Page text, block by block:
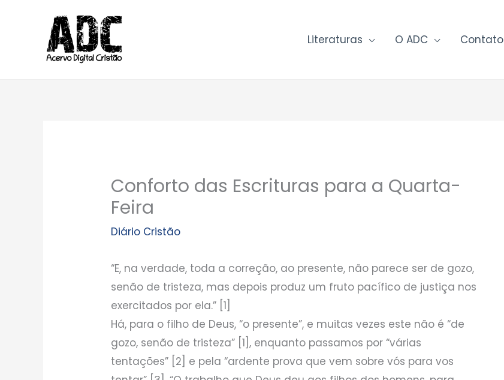
conteúdo
Literaturas O ADC Contato
Conforto das Escrituras para a Quarta-
Feira
Diário Cristão
“E, na verdade, toda a correção, ao presente, não parece ser de gozo,
senão de tristeza, mas depois produz um fruto pacífico de justiça nos
exercitados por ela.” [1]
Há, para o filho de Deus, “o presente”, e muitas vezes este não é “de
gozo, senão de tristeza” [1], enquanto passamos por “várias
tentações” [2] e pela “ardente prova que vem sobre vós para vos